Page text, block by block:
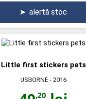
➤ alertă stoc
Little first stickers pets
USBORNE- 2016
,20